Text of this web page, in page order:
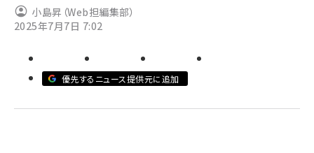
note (2315)
z世代 (1623)
小島昇（Web担編集部）
2025年7月7日 7:02
優先するニュース提供元に追加